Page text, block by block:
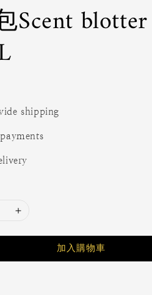
Scent
shipping
加入購物車